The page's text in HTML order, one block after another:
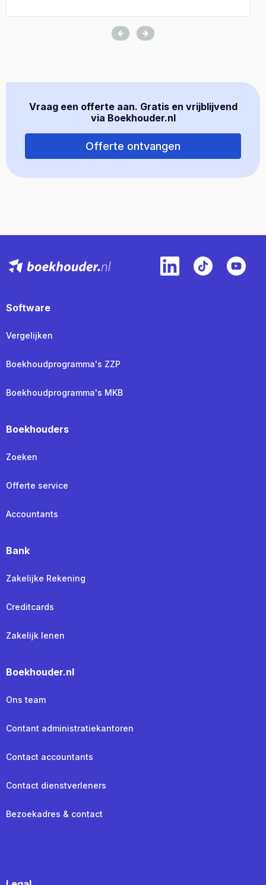
Vraag een offerte aan. Gratis en vrijblijvend
via Boekhouder.nl
Offerte ontvangen
Software
Vergelijken
Boekhoudprogramma's ZZP
Boekhoudprogramma's MKB
Boekhouders
Zoeken
Offerte service
Accountants
Bank
Zakelijke Rekening
Creditcards
Zakelijk lenen
Boekhouder.nl
Ons team
Contant administratiekantoren
Contact accountants
Contact dienstverleners
Bezoekadres & contact